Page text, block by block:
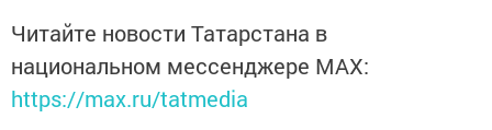
Читайте новости Татарстана в
национальном мессенджере MАХ:
https://max.ru/tatmedia